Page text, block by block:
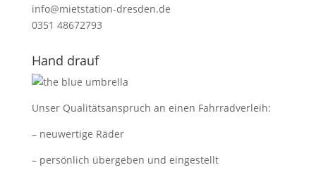
info@mietstation-dresden.de
0351 48672793
Hand drauf
Unser Qualitätsanspruch an einen Fahrradverleih:
– neuwertige Räder
– persönlich übergeben und eingestellt